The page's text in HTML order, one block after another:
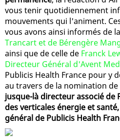
vous tenir quotidiennement
mouvements qui l'animent.
vous avons ainsi informés de
Trancart et de Bérengère
ainsi que de celle de Franck
Directeur Général d'Avent
Publicis Health France pour y
au travers de la nomination de
jusque-là directeur associé de
des verticales énergie et
général de Publicis Health